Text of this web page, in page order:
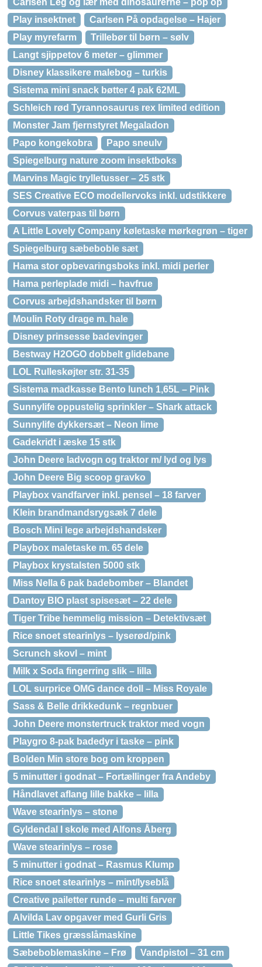
Carlsen Leg og lær med dinosaurerne – pop op
Play insektnet
Carlsen På opdagelse – Hajer
Play myrefarm
Trillebør til børn – sølv
Langt sjippetov 6 meter – glimmer
Disney klassikere malebog – turkis
Sistema mini snack bøtter 4 pak 62ML
Schleich rød Tyrannosaurus rex limited edition
Monster Jam fjernstyret Megaladon
Papo kongekobra
Papo sneulv
Spiegelburg nature zoom insektboks
Marvins Magic trylletusser – 25 stk
SES Creative ECO modellervoks inkl. udstikkere
Corvus vaterpas til børn
A Little Lovely Company køletaske mørkegrøn – tiger
Spiegelburg sæbeboble sæt
Hama stor opbevaringsboks inkl. midi perler
Hama perleplade midi – havfrue
Corvus arbejdshandsker til børn
Moulin Roty drage m. hale
Disney prinsesse badevinger
Bestway H2OGO dobbelt glidebane
LOL Rulleskøjter str. 31-35
Sistema madkasse Bento lunch 1,65L – Pink
Sunnylife oppustelig sprinkler – Shark attack
Sunnylife dykkersæt – Neon lime
Gadekridt i æske 15 stk
John Deere ladvogn og traktor m/ lyd og lys
John Deere Big scoop gravko
Playbox vandfarver inkl. pensel – 18 farver
Klein brandmandsrygsæk 7 dele
Bosch Mini lege arbejdshandsker
Playbox maletaske m. 65 dele
Playbox krystalsten 5000 stk
Miss Nella 6 pak badebomber – Blandet
Dantoy BIO plast spisesæt – 22 dele
Tiger Tribe hemmelig mission – Detektivsæt
Rice snoet stearinlys – lyserød/pink
Scrunch skovl – mint
Milk x Soda fingerring slik – lilla
LOL surprice OMG dance doll – Miss Royale
Sass & Belle drikkedunk – regnbuer
John Deere monstertruck traktor med vogn
Playgro 8-pak badedyr i taske – pink
Bolden Min store bog om kroppen
5 minutter i godnat – Fortællinger fra Andeby
Håndlavet aflang lille bakke – lilla
Wave stearinlys – stone
Gyldendal I skole med Alfons Åberg
Wave stearinlys – rose
5 minutter i godnat – Rasmus Klump
Rice snoet stearinlys – mint/lyseblå
Creative pailetter runde – multi farver
Alvilda Lav opgaver med Gurli Gris
Little Tikes græsslåmaskine
Sæbeboblemaskine – Frø
Vandpistol – 31 cm